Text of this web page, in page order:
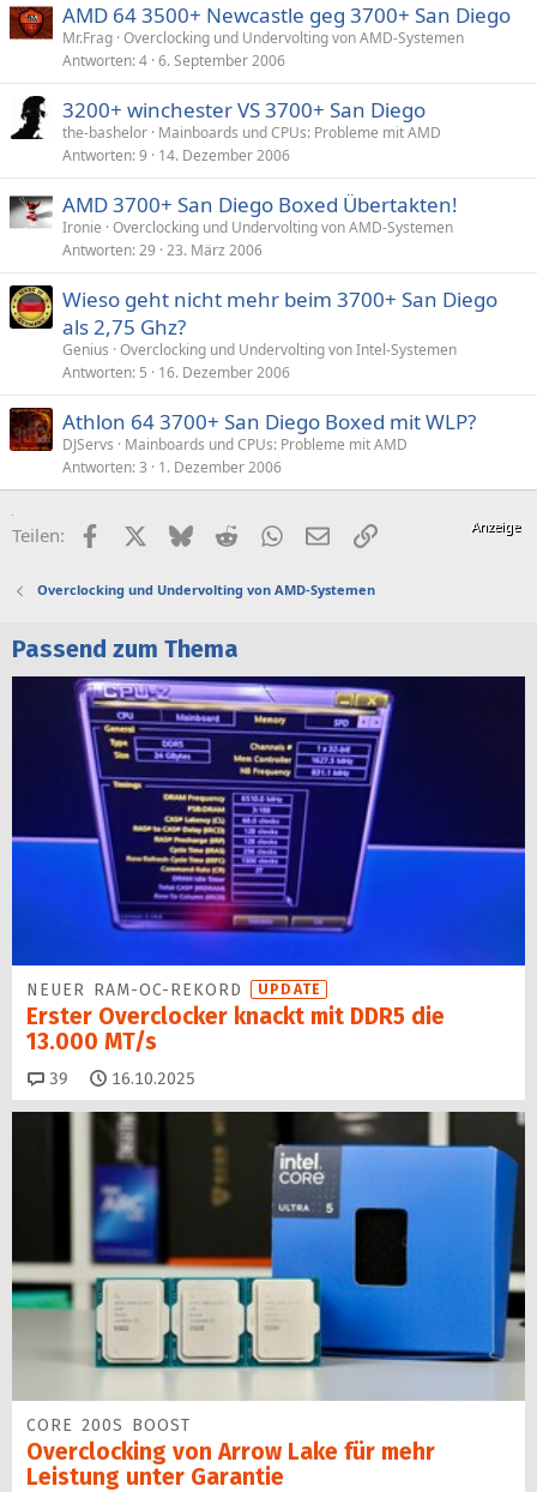
AMD 64 3500+ Newcastle geg 3700+ San Diego
Mr.Frag Overclocking und Undervolting von AMD-Systemen
Antworten 4 6. September 2006
3200+ winchester VS 3700+ San Diego
the-bashelor Mainboards und CPUs: Probleme mit AMD
Antworten 9 14. Dezember 2006
AMD 3700+ San Diego Boxed Übertakten!
Ironie Overclocking und Undervolting von AMD-Systemen
Antworten 29 23. März 2006
Wieso geht nicht mehr beim 3700+ San Diego
als 2,75 Ghz?
Genius Overclocking und Undervolting von Intel-Systemen
Antworten 5 16. Dezember 2006
Athlon 64 3700+ San Diego Boxed mit WLP?
DJServs
Mainboards und CPUs: Probleme mit AMD
Antworten 3 1. Dezember 2006
Teilen: FacebookX (Twitter)
BlueskyRedditWhatsApp
E-MailLink
Overclocking und Undervolting von AMD-Systemen
Passend zum Thema
NEUER RAM-OC-REKORD UPDATE
Erster Overclocker knackt mit DDR5 die
13.000 MT/s
39 Kommentare
16.10.2025
CORE 200S BOOST
Overclocking von Arrow Lake für mehr
Leistung unter Garantie